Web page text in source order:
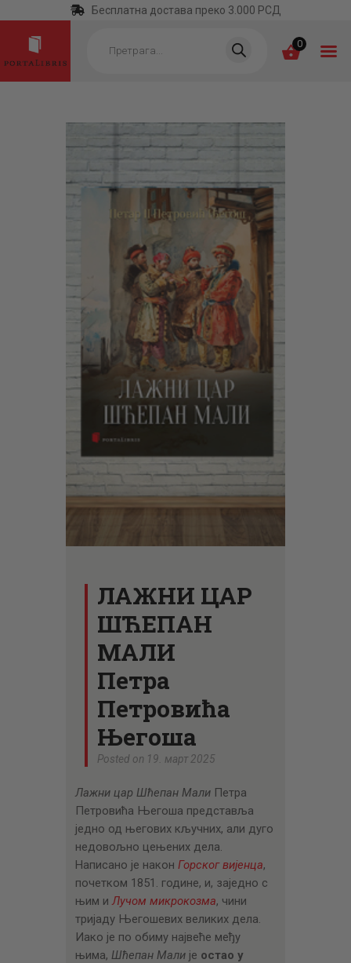
Бесплатна достава преко 3.000 РСД
search 0
ПОЧЕТНА
КАТЕГОРИЈЕ
НАЈПРОДАВАНИЈЕ
НОВЕ КЊИГЕ
ОТРГНУТО ОД
ЗАБОРАВА
АУТОРИ
АКТУЕЛНОСТИ
ЦЕНОВНИК
ПИСМО
ЛАЖНИ ЦАР
ШЋЕПАН
МАЛИ
Петра
Петровића
Његоша
Posted on 19. март 2025
Лажни цар Шћепан МалиПетра
Петровића Његоша представља
једно од његових кључних, али дуго
недовољно цењених дела.
Написано је након Горског вијенца,
почетком 1851. године, и, заједно с
њим иЛучом микрокозма, чини
тријаду Његошевих великих дела.
Иако је по обиму највеће међу
њима, Шћепан Малије остао у